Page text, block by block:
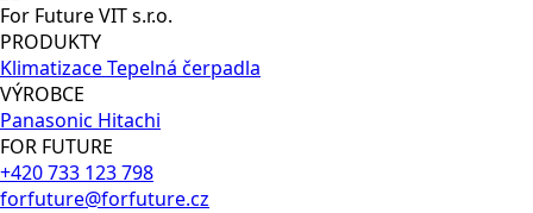
For Future VIT s.r.o.
PRODUKTY
KlimatizaceTepelná čerpadla
VÝROBCE
Panasonic Hitachi
FOR FUTURE
+420 733 123 798
forfuture@forfuture.cz